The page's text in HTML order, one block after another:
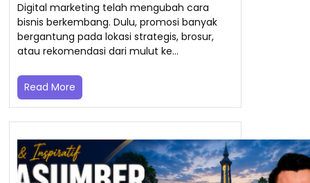
Digital marketing telah mengubah cara
bisnis berkembang. Dulu, promosi banyak
bergantung pada lokasi strategis, brosur,
atau rekomendasi dari mulut ke…
Read More